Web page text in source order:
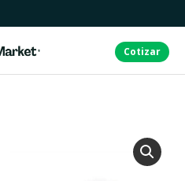
Cotizar